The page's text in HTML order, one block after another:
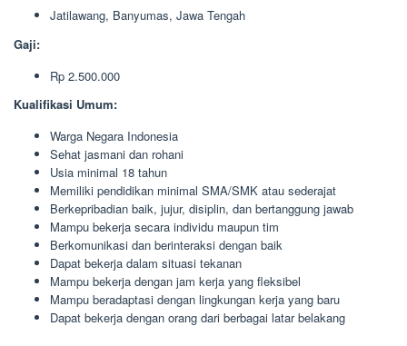
Jatilawang, Banyumas, Jawa Tengah
Gaji:
Rp 2.500.000
Kualifikasi Umum:
Warga Negara Indonesia
Sehat jasmani dan rohani
Usia minimal 18 tahun
Memiliki pendidikan minimal SMA/SMK atau sederajat
Berkepribadian baik, jujur, disiplin, dan bertanggung jawab
Mampu bekerja secara individu maupun tim
Berkomunikasi dan berinteraksi dengan baik
Dapat bekerja dalam situasi tekanan
Mampu bekerja dengan jam kerja yang fleksibel
Mampu beradaptasi dengan lingkungan kerja yang baru
Dapat bekerja dengan orang dari berbagai latar belakang